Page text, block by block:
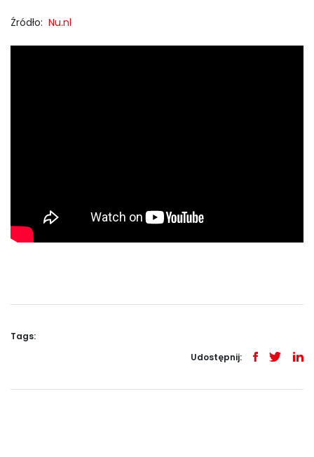
Źródło: Nu.nl
Tags:
Udostępnij: